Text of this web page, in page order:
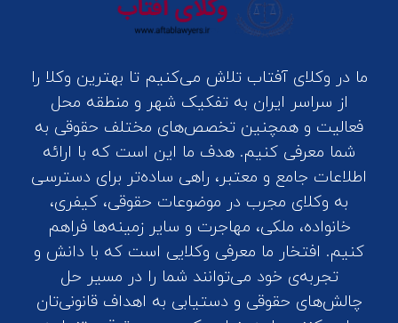
ما در وکلای آفتاب تلاش می‌کنیم تا بهترین وکلا را
از سراسر ایران به تفکیک شهر و منطقه محل
فعالیت و همچنین تخصص‌های مختلف حقوقی به
شما معرفی کنیم. هدف ما این است که با ارائه
اطلاعات جامع و معتبر، راهی ساده‌تر برای دسترسی
به وکلای مجرب در موضوعات حقوقی، کیفری،
خانواده، ملکی، مهاجرت و سایر زمینه‌ها فراهم
کنیم. افتخار ما معرفی وکلایی است که با دانش و
تجربه‌ی خود می‌توانند شما را در مسیر حل
چالش‌های حقوقی و دستیابی به اهداف قانونی‌تان